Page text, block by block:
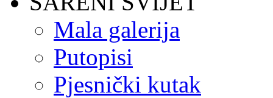
Mala galerija
Putopisi
Pjesnički kutak